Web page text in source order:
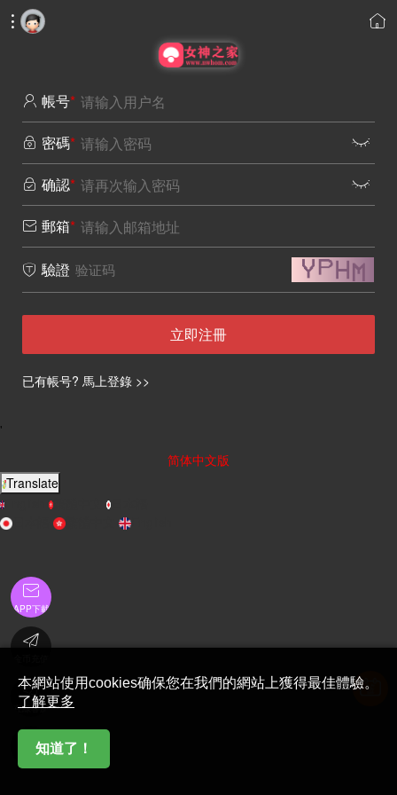
 
 帳号*
 密碼* 
 确認* 
 郵箱*
 驗證
立即注冊
已有帳号? 馬上登錄 >>
'
简体中文版
Translate
本網站使用cookies确保您在我們的網站上獲得最佳體驗。
了解更多
知道了！

APP下載


在線客服

首頁